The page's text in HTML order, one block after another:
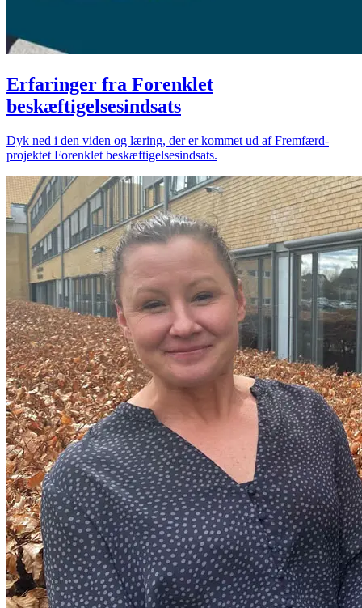
Erfaringer fra Forenklet
beskæftigelsesindsats
Dyk ned i den viden og læring, der er kommet ud af Fremfærd-
projektet Forenklet beskæftigelsesindsats.